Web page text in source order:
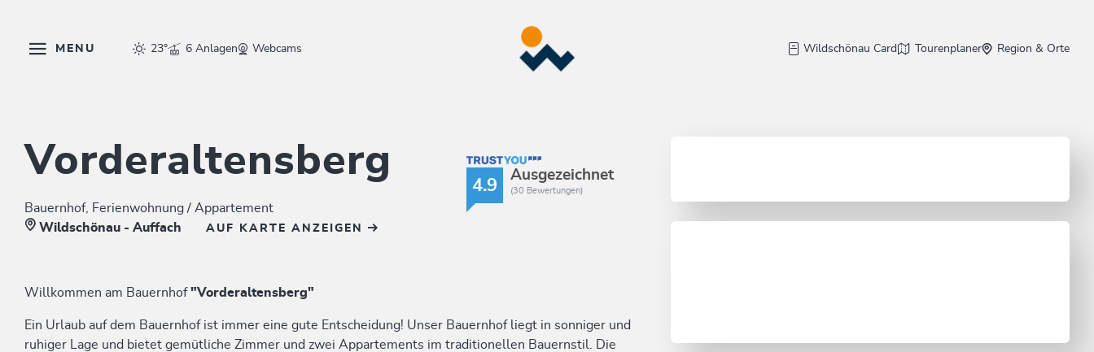
MENU 23° 6 Anlagen Webcams Wildschönau Card Tourenplaner Region & Orte
Vorderaltensberg
Bauernhof, Ferienwohnung / Appartement
Wildschönau - Auffach
AUF KARTE ANZEIGEN
TrustYou Rating
4.9
Ausgezeichnet
(30 Bewertungen)
Willkommen am Bauernhof"Vorderaltensberg"
Ein Urlaub auf dem Bauernhof ist immer eine gute Entscheidung! Unser Bauernhof liegt in sonniger und
ruhiger Lage und bietet gemütliche Zimmer und zwei Appartements im traditionellen Bauernstil. Die